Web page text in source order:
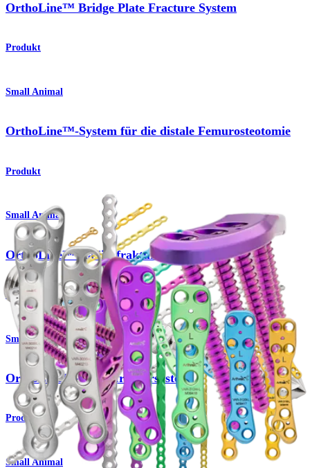
OrthoLine™ Bridge Plate Fracture System
Produkt
Small Animal
OrthoLine™-System für die distale Femurosteotomie
Produkt
Small Animal
OrthoLine™-Radiusfraktursystem
Produkt
Small Animal
OrthoLine™-Femurfraktursystem
Produkt
Small Animal